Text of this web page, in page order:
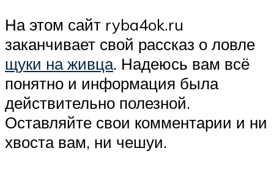
На этом сайт ryba4ok.ru
заканчивает свой рассказ о ловле
щуки на живца. Надеюсь вам всё
понятно и информация была
действительно полезной.
Оставляйте свои комментарии и ни
хвоста вам, ни чешуи.